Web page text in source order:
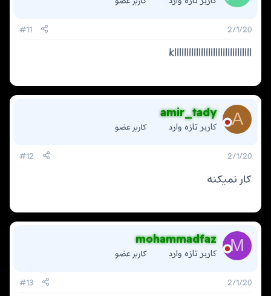
2/1/20
#11
kllllllllllllllllllllllllllllllll
A
amir_tady
کاربر تازه وارد کاربر عضو
2/1/20
#12
کار نمیکنه
M
mohammadfaz
کاربر تازه وارد کاربر عضو
2/1/20
#13